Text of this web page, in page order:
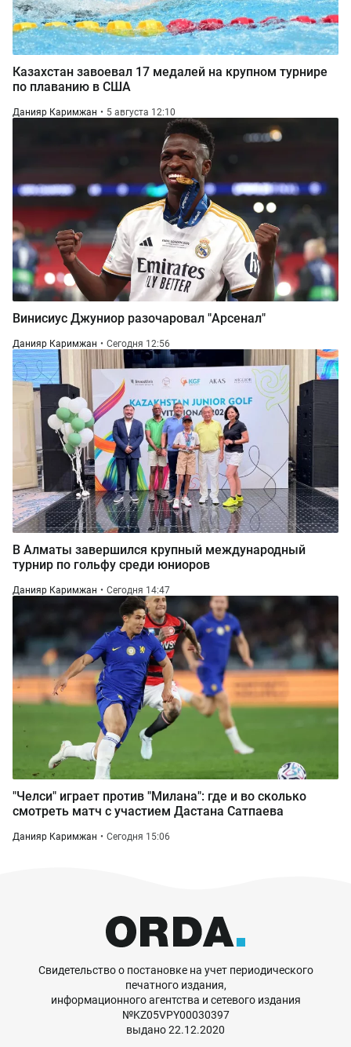
Казахстан завоевал 17 медалей на крупном турнире
по плаванию в США
Данияр Каримжан 5 августа 12:10
Винисиус Джуниор разочаровал "Арсенал"
Данияр Каримжан Сегодня 12:56
В Алматы завершился крупный международный
турнир по гольфу среди юниоров
Данияр Каримжан Сегодня 14:47
"Челси" играет против "Милана": где и во сколько
смотреть матч с участием Дастана Сатпаева
Данияр Каримжан Сегодня 15:06
Свидетельство о постановке на учет периодического
печатного издания,
информационного агентства и сетевого издания
№KZ05VPY00030397
выдано 22.12.2020